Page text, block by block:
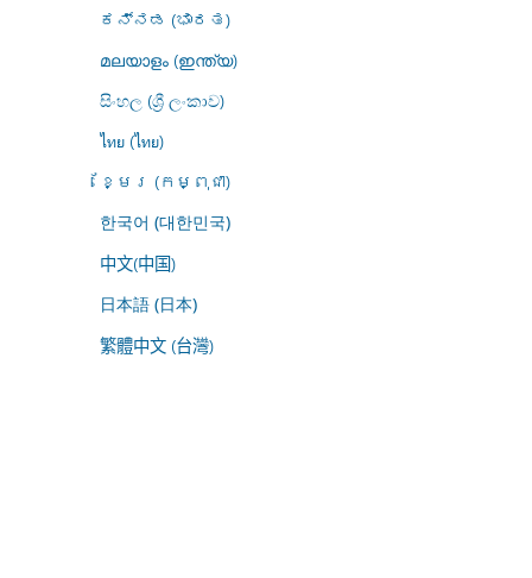
ಕನ್ನಡ (ಭಾರತ)
മലയാളം (ഇന്ത്യ)
සිංහල (ශ්‍රී ලංකාව)
ไทย (ไทย)
ខ្មែរ (កម្ពុជា)
한국어 (대한민국)
中文(中国)
日本語 (日本)
繁體中文 (台灣)